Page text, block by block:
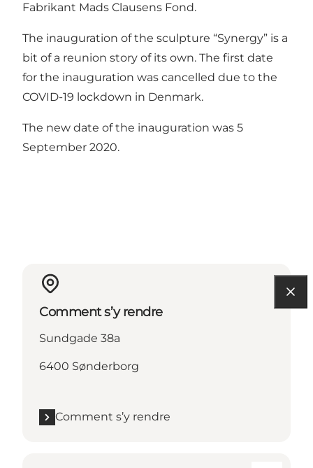
Fabrikant Mads Clausens Fond.
The inauguration of the sculpture “Synergy” is a
bit of a reunion story of its own. The first date
for the inauguration was cancelled due to the
COVID-19 lockdown in Denmark.
The new date of the inauguration was 5
September 2020.
Comment s’y rendre
Sundgade 38a
6400 Sønderborg
Comment s’y rendre